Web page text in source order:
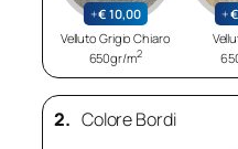
+€ 10,00
Velluto Grigio Chiaro
650gr/m2
+€
2. Colore Bordi